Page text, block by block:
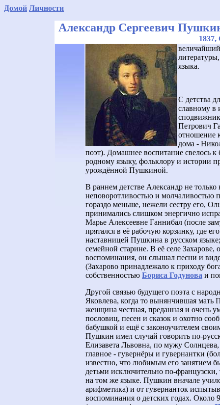
Домой Личности
Александр Сергеевич
1837,
языка.
С детства
славному в
Петрович
отношение
дома -
поэт). Домашнее воспитание свелось
родному языку, фольклору и истории
урождённой Пушкиной.
В раннем детстве Александр не
неповоротливостью и молчаливостью
гораздо меньше, нежели сестру его,
принимались слишком энергично
Марье Алексеевне Ганнибал (после
прятался в её рабочую корзинку, где
наставницей Пушкина в русском
семейной старине. В её селе
воспоминания, он слышал песни и
(Захарово принадлежало к приходу
собственностью Бориса Годунова и
Другой связью будущего поэта с
Яковлева, когда то вынянчившая мать
женщина честная, преданная и очень
пословиц, песен и сказок и охотно
бабушкой и ещё с законоучителем
Пушкин имел случай говорить по-
Елизавета Львовна, по мужу
главное - гувернёры и гувернантки
известно, что любимым его занятием
детьми исключительно по-
на том же языке. Пушкин вначале
арифметика) и от гувернанток
воспоминания о детских годах. Около